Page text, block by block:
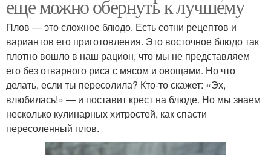
еще можно обернуть к лучшему
Плов — это сложное блюдо. Есть сотни рецептов и
вариантов его приготовления. Это восточное блюдо так
плотно вошло в наш рацион, что мы не представляем
его без отварного риса с мясом и овощами. Но что
делать, если ты пересолила? Кто-то скажет: «Эх,
влюбилась!» — и поставит крест на блюде. Но мы знаем
несколько кулинарных хитростей, как спасти
пересоленный плов.